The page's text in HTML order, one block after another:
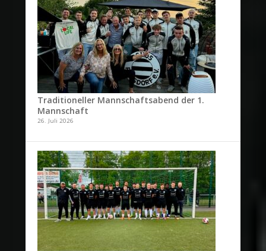
Traditioneller Mannschaftsabend der 1.
Mannschaft
26. Juli 2026